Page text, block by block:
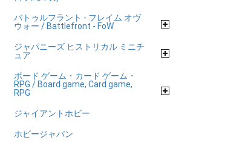
バトゥルフラント - フレイム オヴ
ウォー / Battlefront - FoW
ジャパニーズ ヒストリカル ミニチ
ュア
ボード ゲーム・カード ゲーム・
RPG / Board game, Card game,
RPG
ジャイアントホビー
ホビージャパン